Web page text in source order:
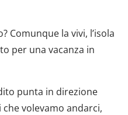
punta in direzione
volevamo andarci,